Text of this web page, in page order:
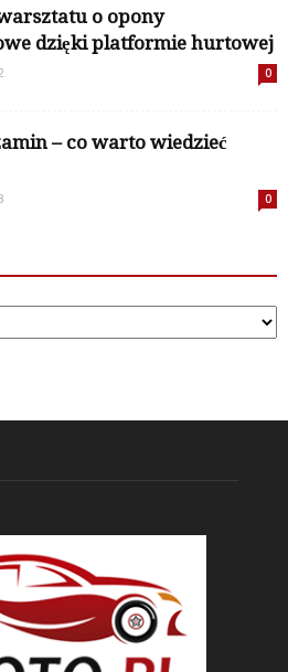
o opony
dzięki platformie hurtowej
0
– co warto wiedzieć
0